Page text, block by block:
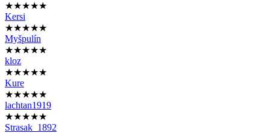
★★★★★
Kersi
★★★★★
Myšpulín
★★★★★
kloz
★★★★★
Kure
★★★★★
lachtan1919
★★★★★
Strasak_1892